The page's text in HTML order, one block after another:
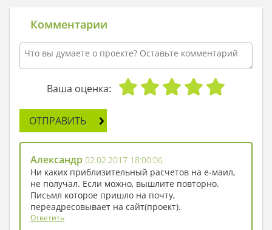
полностью укомплектована различными
девайсами на любой вкус. При этом очень
гармонично занимает свою нишу в
совмещенной гостиной-столовой.
А сколько в доме воздуха и простора
благодаря светлым стенам и большим
окнам! Ванная понравится и суровому
аскету и поклоннице Барби. И еще: каждая
комната имеет свою изюминку, ни в чем не
Знаете, этот дом дарит настроение. Я хочу
здесь жить.
Комментарии
Ваша оценка:
ОТПРАВИТЬ
Александр 02.02.2017 18:00:06
Ни каких приблизительный расчетов на е-маил,
не получал. Если можно, вышлите повторно.
Письмл которое пришло на почту,
переадресовывает на сайт(проект).
Ответить